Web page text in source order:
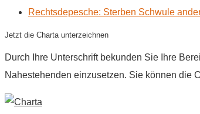
Rechtsdepesche: Sterben Schwule
Jetzt die Charta unterzeichnen
Durch Ihre Unterschrift bekunden Sie Ihre
Nahestehenden einzusetzen. Sie können die